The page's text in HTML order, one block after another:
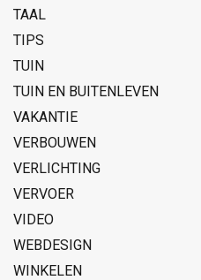
TAAL
TIPS
TUIN
TUIN EN BUITENLEVEN
VAKANTIE
VERBOUWEN
VERLICHTING
VERVOER
VIDEO
WEBDESIGN
WINKELEN